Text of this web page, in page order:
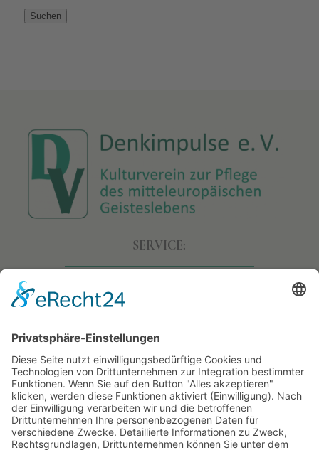
Suchen
SERVICE:
• Allgemeine Geschäftsbedingungen
• Widerruf
• Datenschutz
• Impressum
• WO GIBT ES DIE MÄRCHEN?